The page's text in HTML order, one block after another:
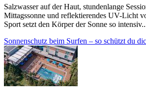
Salzwasser auf der Haut, stundenlange
Mittagssonne und reflektierendes UV-Licht
Sport setzt den Körper der Sonne so
Sonnenschutz beim Surfen – so schützt du